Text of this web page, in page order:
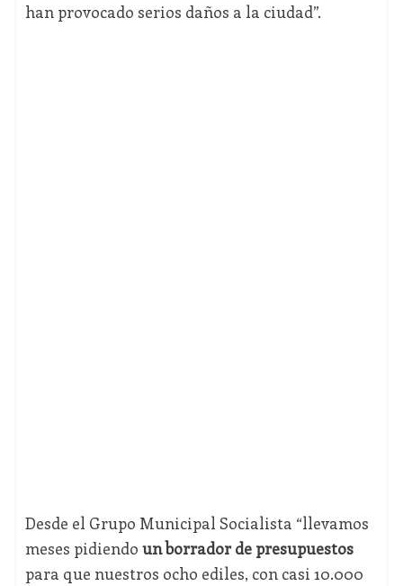
han provocado serios daños a la ciudad”.
Desde el Grupo Municipal Socialista “llevamos
meses pidiendo un borrador de presupuestos
para que nuestros ocho ediles, con casi 10.000